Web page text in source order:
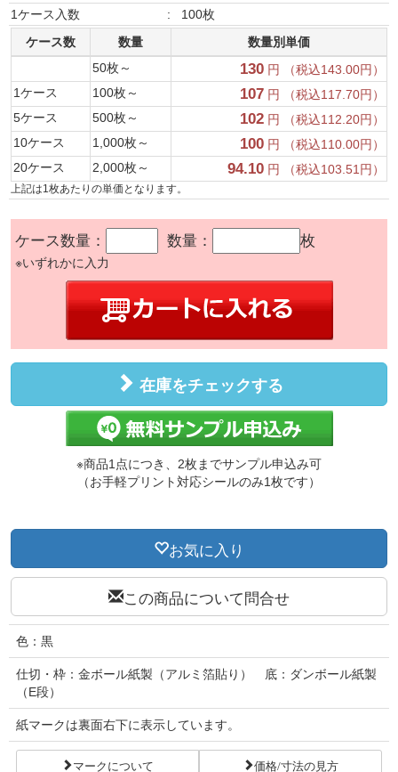
1ケース入数
:
100枚
ケース数
数量
数量別単価
50枚～
130 円 （税込143.00円）
1ケース
100枚～ 107 円 （税込117.70円）
5ケース
500枚～ 102 円 （税込112.20円）
10ケース
1,000枚～ 100 円 （税込110.00円）
20ケース
2,000枚～ 94.10 円 （税込103.51円）
上記は1枚あたりの単価となります。
ケース数量： 数量： 枚
※いずれかに入力
在庫をチェックする
※商品1点につき、2枚までサンプル申込み可
（お手軽プリント対応シールのみ1枚です）
お気に入り
この商品について問合せ
色：黒
仕切・枠：金ボール紙製（アルミ箔貼り） 底：ダンボール紙製
（E段）
紙マークは裏面右下に表示しています。
マークについて 価格/寸法の見方